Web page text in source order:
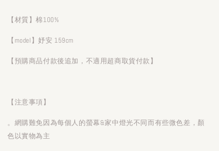
【材質】棉100%
【model】妤安 159cm
【預購商品付款後追加，不適用超商取貨付款】
【注意事項】
。網購難免因為每個人的螢幕&家中燈光不同而有些微色差，顏
色以實物為主